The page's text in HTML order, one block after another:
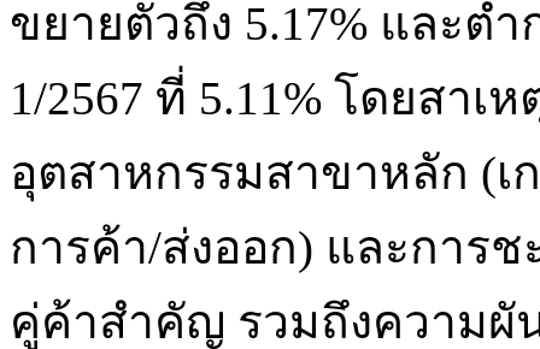
ขยายตัวถึง 5.17% และต่
1/2567 ที่ 5.11% โดยสาเ
อุตสาหกรรมสาขาหลัก (
การค้า/ส่งออก) และการช
คู่ค้าสำคัญ รวมถึงความผั